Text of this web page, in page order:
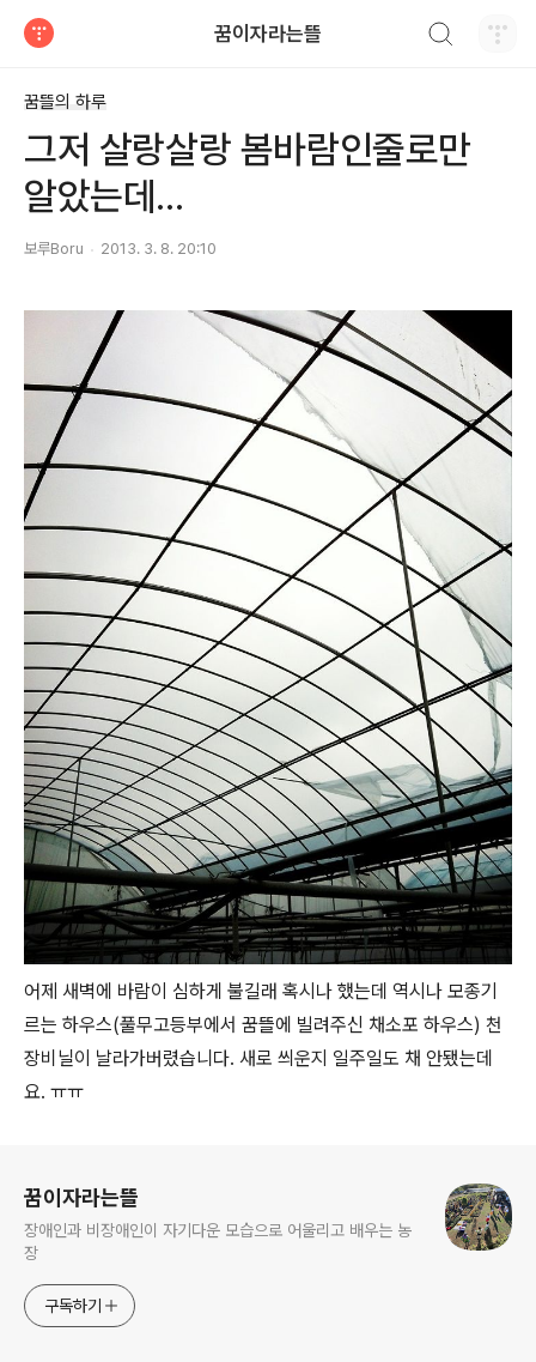
꿈이자라는뜰
꿈뜰의 하루
그저 살랑살랑 봄바람인줄로만
알았는데...
보루Boru 2013. 3. 8. 20:10
어제 새벽에 바람이 심하게 불길래 혹시나 했는데 역시나 모종기
르는 하우스(풀무고등부에서 꿈뜰에 빌려주신 채소포 하우스) 천
장비닐이 날라가버렸습니다. 새로 씌운지 일주일도 채 안됐는데
요. ㅠㅠ
꿈이자라는뜰
장애인과 비장애인이 자기다운 모습으로 어울리고 배우는 농
장
구독하기